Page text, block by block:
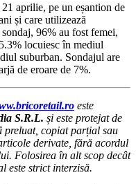
aprilie, pe un eșantion de
și care utilizează
96% au fost femei,
locuiesc în mediul
suburban. Sondajul are
de eroare de 7%.
este
S.R.L. și este protejat de
preluat, copiat parțial sau
derivate, fără acordul
Folosirea în alt scop decât
este strict interzisă.